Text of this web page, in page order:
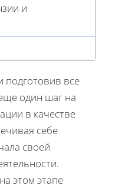
и
подготовив все
один шаг на
в качестве
себе
своей
этом этапе